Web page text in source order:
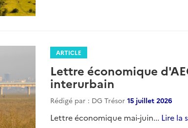
ARTICLE
Lettre économique
interurbain
Rédigé par : DG Trésor 15 juillet 2026
Lettre économique mai-juin... Lire la